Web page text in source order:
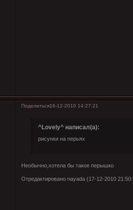
Поделиться16-12-2010 14:27:21
^Lovely^ написал(а):
рисунки на перьях
Необычно,хотела бы такое перышко
Отредактировано nayada (17-12-2010